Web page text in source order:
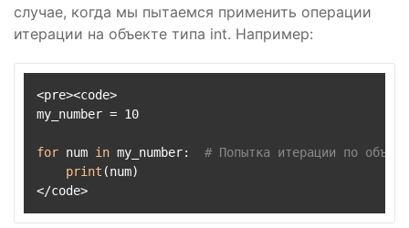
случае, когда мы пытаемся применить операции
итерации на объекте типа int. Например:
<pre><code>
my_number = 10
for num in my_number: # Попытка итерации по
print (num)
</code>